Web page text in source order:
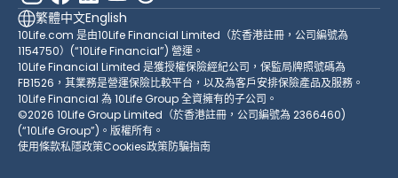
繁體中文English
10Life.com 是由10Life Financial Limited（於香港註冊，公司編號為
1154750）(“10Life Financial”) 營運。
10Life Financial Limited 是獲授權保險經紀公司，保監局牌照號碼為
FB1526，其業務是營運保險比較平台，以及為客戶安排保險產品及服務。
10Life Financial 為 10Life Group 全資擁有的子公司。
©2026 10Life Group Limited（於香港註冊，公司編號為 2366460)
(“10Life Group”)。版權所有。
使用條款私隱政策Cookies政策防騙指南